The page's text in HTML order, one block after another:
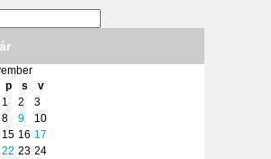
p s
v
1
2
3
8 9
10
15 16 17
22 23 24